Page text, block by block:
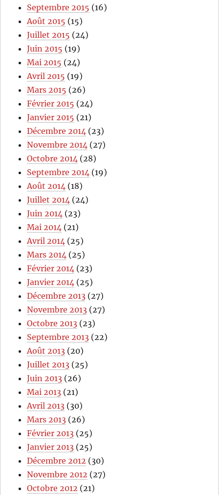
Septembre 2015 (16)
Août 2015 (15)
Juillet 2015 (24)
Juin 2015 (19)
Mai 2015 (24)
Avril 2015 (19)
Mars 2015 (26)
Février 2015 (24)
Janvier 2015 (21)
Décembre 2014 (23)
Novembre 2014 (27)
Octobre 2014 (28)
Septembre 2014 (19)
Août 2014 (18)
Juillet 2014 (24)
Juin 2014 (23)
Mai 2014 (21)
Avril 2014 (25)
Mars 2014 (25)
Février 2014 (23)
Janvier 2014 (25)
Décembre 2013 (27)
Novembre 2013 (27)
Octobre 2013 (23)
Septembre 2013 (22)
Août 2013 (20)
Juillet 2013 (25)
Juin 2013 (26)
Mai 2013 (21)
Avril 2013 (30)
Mars 2013 (26)
Février 2013 (25)
Janvier 2013 (25)
Décembre 2012 (30)
Novembre 2012 (27)
Octobre 2012 (21)